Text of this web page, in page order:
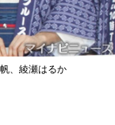
、綾瀬はるか